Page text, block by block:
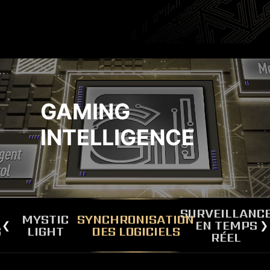
GAMING
INTELLIGENCE
MYSTIC
LIGHT
SYNCHRONISATION
DES LOGICIELS EN TEMPS
RÉEL